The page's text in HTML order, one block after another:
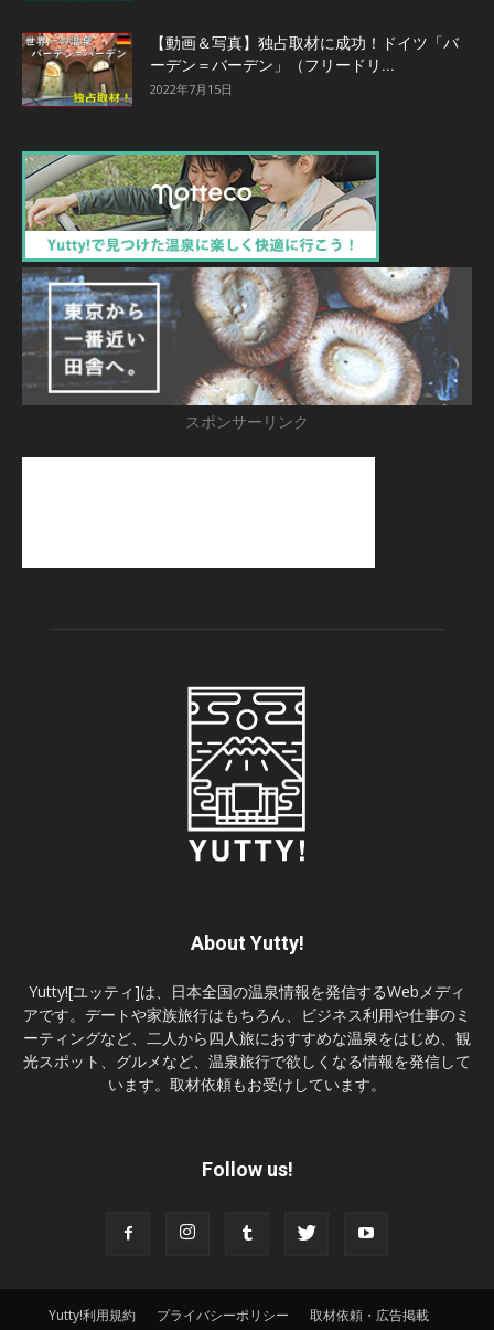
【動画＆写真】独占取材に成功！ドイツ「バ
ーデン＝バーデン」（フリードリ...
2022年7月15日
スポンサーリンク
About Yutty!
Yutty![ユッティ]は、日本全国の温泉情報を発信するWebメディ
アです。デートや家族旅行はもちろん、ビジネス利用や仕事のミ
ーティングなど、二人から四人旅におすすめな温泉をはじめ、観
光スポット、グルメなど、温泉旅行で欲しくなる情報を発信して
います。取材依頼もお受けしています。
Follow us!
Yutty!利用規約 プライバシーポリシー
取材依頼・広告掲載